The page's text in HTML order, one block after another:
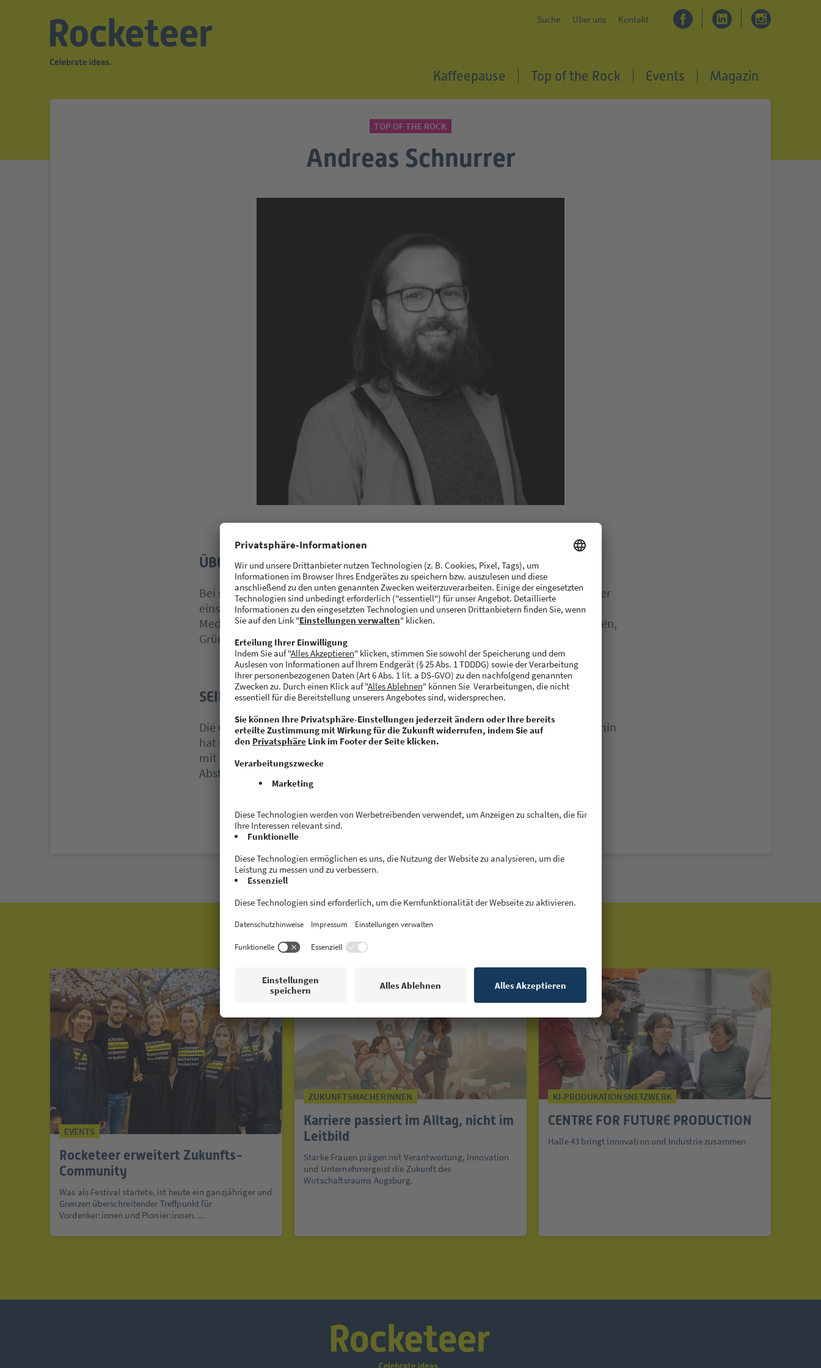
Suche Über uns Kontakt
Kaffeepause Top of the Rock Events Magazin
TOP OF THE ROCK
Andreas Schnurrer
ÜBER ANDREAS:
Bei seinem Online-Medien-Studium in Furtwangen konnte er früh ins SEO-Metier
einsteigen. Dieses Wissen hat er als Inhouse-Suchmaschinenoptimierer bei der
Mediengruppe Pressedruck vertieft. Eigenschaften wie breites technisches Wissen,
Gründlichkeit und Beharrlichkeit machen ihn zum Rocketeer.
SEIN ROCKETEER-MOMENT:
Die Gründung des seowerks vor gut sechs Jahren. Am Abend vor dem Notartermin
hat er in einem langen Gespräch noch Mitgründer Niko Steeb davon überzeugt,
mit einzusteigen. Die ersten Monate haben die beiden gemeinsam in der
Abstellkammer einer Bürogemeinschaft verbracht.
EVENTS
Rocketeer erweitert Zukunfts-
Community
Was als Festival startete, ist heute ein ganzjähriger und
Grenzen überschreitender Treffpunkt für
Vordenker:innen und Pionier:innen. ...
ZUKUNFTSMACHERINNEN
Karriere passiert im Alltag, nicht im
Leitbild
Starke Frauen prägen mit Verantwortung, Innovation
und Unternehmergeist die Zukunft des
Wirtschaftsraums Augsburg.
KI-PRODUKATIONSNETZWERK
CENTRE FOR FUTURE PRODUCTION
Halle 43 bringt Innovation und Industrie zusammen